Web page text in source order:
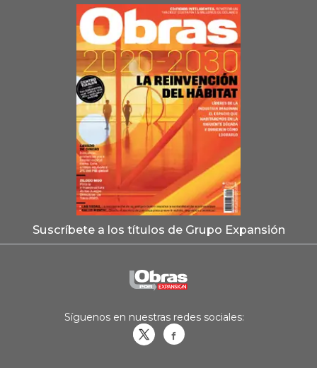
Suscríbete a los títulos de Grupo Expansión
Síguenos en nuestras redes sociales: